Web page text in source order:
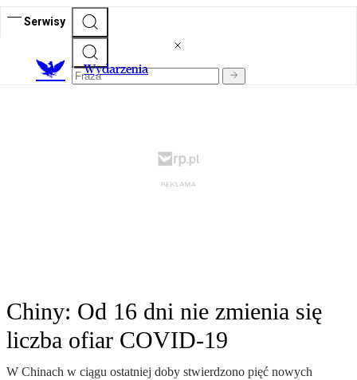
Serwisy
Wydarzenia
Chiny: Od 16 dni nie zmienia się
liczba ofiar COVID-19
W Chinach w ciągu ostatniej doby stwierdzono pięć nowych